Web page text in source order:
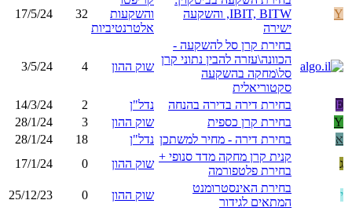
Y
IBIT, BITW, והשקעה
ישירה
והשקעות
אלטרנטיביות
32
17/5/24
בחירת קרן סל להשקעה -
הכוונה\עזרה להבין נתוני קרן
סל\מחקה בהשקעה
סקטוריאלית
שוק ההון 4
3/5/24
E בחירת דירה בדירה בהנחה נדל"ן 2
14/3/24
Y
בחירת קרן כספית שוק ההון 3
28/1/24
א
בחירת דירה - מחיר למשתכן נדל"ן 18
28/1/24
ג
קנית קרן מחקה מדד סנופי +
בחירת פלטפורמה
שוק ההון 0
17/1/24
י
בחירת האינסטרומנט
המתאים לגידור
שוק ההון 0
25/12/23